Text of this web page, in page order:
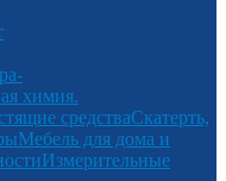
химия.
средстваСкатерть,
Мебель для дома и
Измерительные